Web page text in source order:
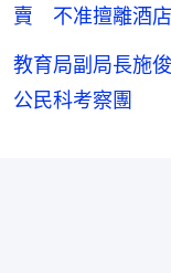
賣 不准擅離酒店
教育局副局長施
公民科考察團